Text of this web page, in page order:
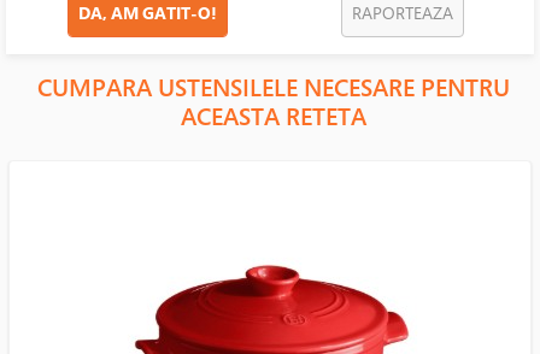
DA, AM GATIT-O! RAPORTEAZA
CUMPARA USTENSILELE NECESARE PENTRU
ACEASTA RETETA